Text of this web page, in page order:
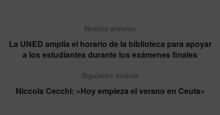
Noticia anterior
La UNED amplía el horario de la biblioteca para apoyar
a los estudiantes durante los exámenes finales
Siguiente noticia
Niccola Cecchi: «Hoy empieza el verano en Ceuta»